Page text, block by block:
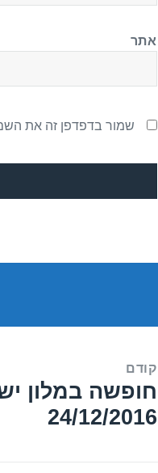
אתר
שמור בדפדפן זה את
קודם
הפוסט
הקודם:
חופשה במלון
24/12/2016